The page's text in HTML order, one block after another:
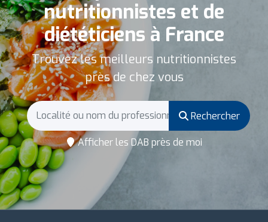
nutritionnistes et de
diététiciens à France
Trouvez les meilleurs nutritionnistes
près de chez vous
Rechercher
Afficher les DAB près de moi